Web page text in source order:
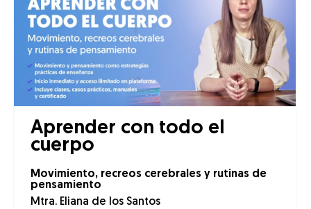
Aprender con todo el
cuerpo
Movimiento, recreos cerebrales y rutinas de
pensamiento
Mtra. Eliana de los Santos